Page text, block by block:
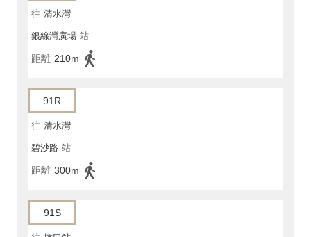
往 清水灣
銀線灣廣場 站
距離 210m
91R
往 清水灣
碧沙路 站
距離 300m
91S